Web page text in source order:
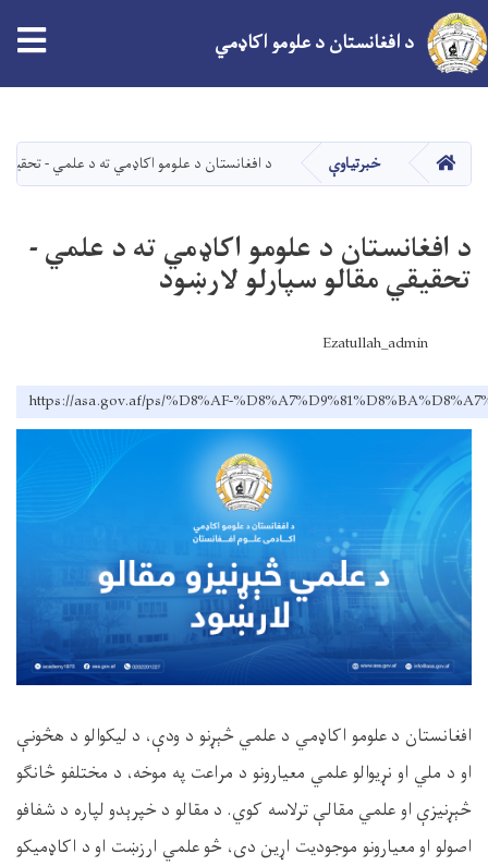
دانګل
د افغانستان د علومو اکاډمي
کور خبرتیاوې د افغانستان د علومو اکاډمي ته د علمي -
د افغانستان د علومو اکاډمي ته د علمي -
تحقیقي مقالو سپارلو لارښود
Ezatullah_admin
https://asa.gov.af/ps/%D8%AF-
افغانستان د علومو اکاډمي د علمي څېړنو د ودې، د لیکوالو د هڅونې
او د ملي او نړیوالو علمي معیارونو د مراعت په موخه، د مختلفو څانګو
څېړنیزې او علمي مقالې ترلاسه کوي. د مقالو د خپرېدو لپاره د شفافو
اصولو او معیارونو موجودیت اړین دی، څو علمي ارزښت او د اکاډمیکو